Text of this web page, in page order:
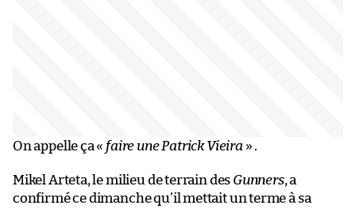
On appelle ça « faire une Patrick Vieira » .
Mikel Arteta, le milieu de terrain des Gunners, a
confirmé ce dimanche qu’il mettait un terme à sa